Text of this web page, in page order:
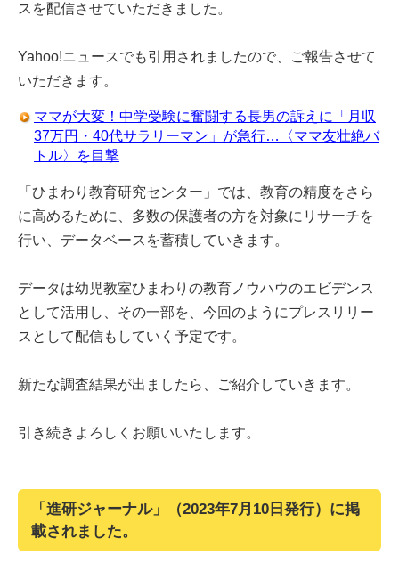
スを配信させていただきました。
Yahoo!ニュースでも引用されましたので、ご報告させて
いただきます。
ママが大変！中学受験に奮闘する長男の訴えに「月収
37万円・40代サラリーマン」が急行…〈ママ友壮絶バ
トル〉を目撃
「ひまわり教育研究センター」では、教育の精度をさら
に高めるために、多数の保護者の方を対象にリサーチを
行い、データベースを蓄積していきます。
データは幼児教室ひまわりの教育ノウハウのエビデンス
として活用し、その一部を、今回のようにプレスリリー
スとして配信もしていく予定です。
新たな調査結果が出ましたら、ご紹介していきます。
引き続きよろしくお願いいたします。
「進研ジャーナル」（2023年7月10日発行）に掲
載されました。